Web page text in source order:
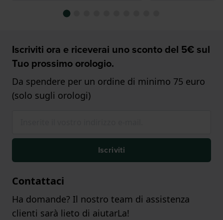
Iscriviti ora e riceverai uno sconto del 5€ sul
Tuo prossimo orologio.
Da spendere per un ordine di minimo 75 euro
(solo sugli orologi)
Iscriviti
Contattaci
Ha domande? Il nostro team di assistenza
clienti sarà lieto di aiutarLa!